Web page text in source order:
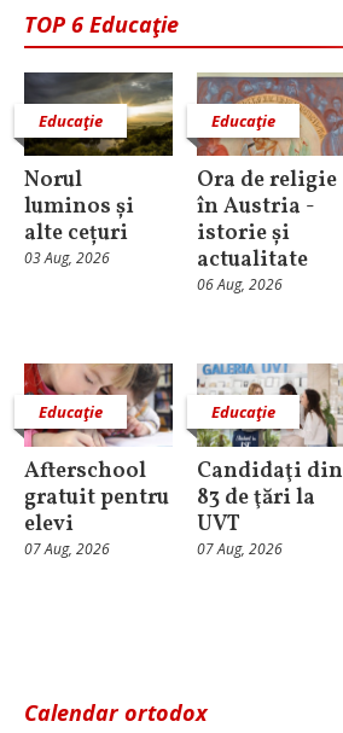
TOP 6 Educaţie
Educaţie
Norul
luminos și
alte cețuri
03 Aug, 2026
Educaţie
Ora de religie
în Austria -
istorie și
actualitate
06 Aug, 2026
Educaţie
Afterschool
gratuit pentru
elevi
07 Aug, 2026
Educaţie
Candidaţi din
83 de ţări la
UVT
07 Aug, 2026
Calendar ortodox